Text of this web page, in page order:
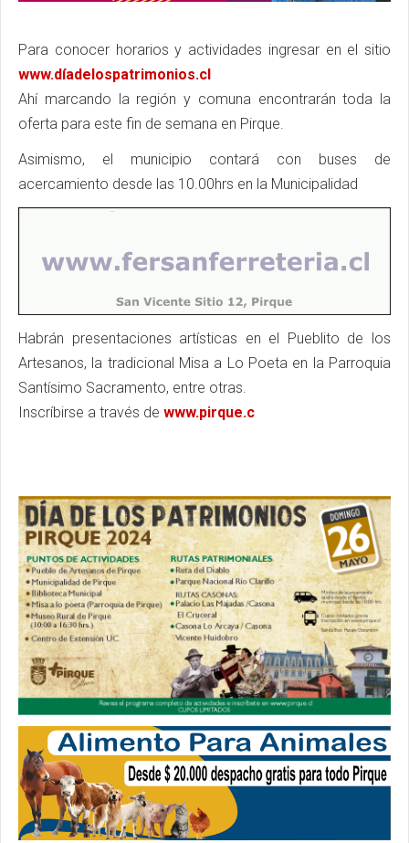
Para conocer horarios y actividades ingresar en el sitio
www.díadelospatrimonios.cl
Ahí marcando la región y comuna encontrarán toda la
oferta para este fin de semana en Pirque.
Asimismo, el municipio contará con buses de
acercamiento desde las 10.00hrs en la Municipalidad
Habrán presentaciones artísticas en el Pueblito de los
Artesanos, la tradicional Misa a Lo Poeta en la Parroquia
Santísimo Sacramento, entre otras.
Inscríbirse a través de www.pirque.c